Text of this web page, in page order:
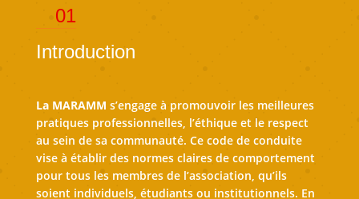
01
Introduction
La MARAMM s’engage à promouvoir les meilleures
pratiques professionnelles, l’éthique et le respect
au sein de sa communauté. Ce code de conduite
vise à établir des normes claires de comportement
pour tous les membres de l’association, qu’ils
soient individuels, étudiants ou institutionnels. En